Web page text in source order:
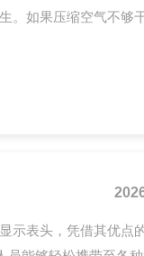
。如果压缩空气不够
示表头，凭借其优点